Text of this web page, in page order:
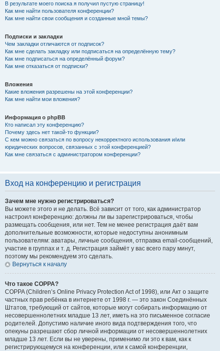
В результате моего поиска я получил пустую страницу!
Как мне найти пользователя конференции?
Как мне найти свои сообщения и созданные мной темы?
Подписки и закладки
Чем закладки отличаются от подписок?
Как мне сделать закладку или подписаться на определённую тему?
Как мне подписаться на определённый форум?
Как мне отказаться от подписки?
Вложения
Какие вложения разрешены на этой конференции?
Как мне найти мои вложения?
Информация о phpBB
Кто написал эту конференцию?
Почему здесь нет такой-то функции?
С кем можно связаться по вопросу некорректного использования и/или
юридических вопросов, связанных с этой конференцией?
Как мне связаться с администратором конференции?
Вход на конференцию и регистрация
Зачем мне нужно регистрироваться?
Вы можете этого и не делать. Всё зависит от того, как администратор
настроил конференцию: должны ли вы зарегистрироваться, чтобы
размещать сообщения, или нет. Тем не менее регистрация даёт вам
дополнительные возможности, которые недоступны анонимным
пользователям: аватары, личные сообщения, отправка email-сообщений,
участие в группах и т. д. Регистрация займёт у вас всего пару минут,
поэтому мы рекомендуем это сделать.
Вернуться к началу
Что такое COPPA?
COPPA (Children’s Online Privacy Protection Act of 1998), или Акт о защите
частных прав ребёнка в интернете от 1998 г. — это закон Соединённых
Штатов, требующий от сайтов, которые могут собирать информацию от
несовершеннолетних младше 13 лет, иметь на это письменное согласие
родителей. Допустимо наличие иного вида подтверждения того, что
опекуны разрешают сбор личной информации от несовершеннолетних
младше 13 лет. Если вы не уверены, применимо ли это к вам, как к
регистрирующемуся на конференции, или к самой конференции,